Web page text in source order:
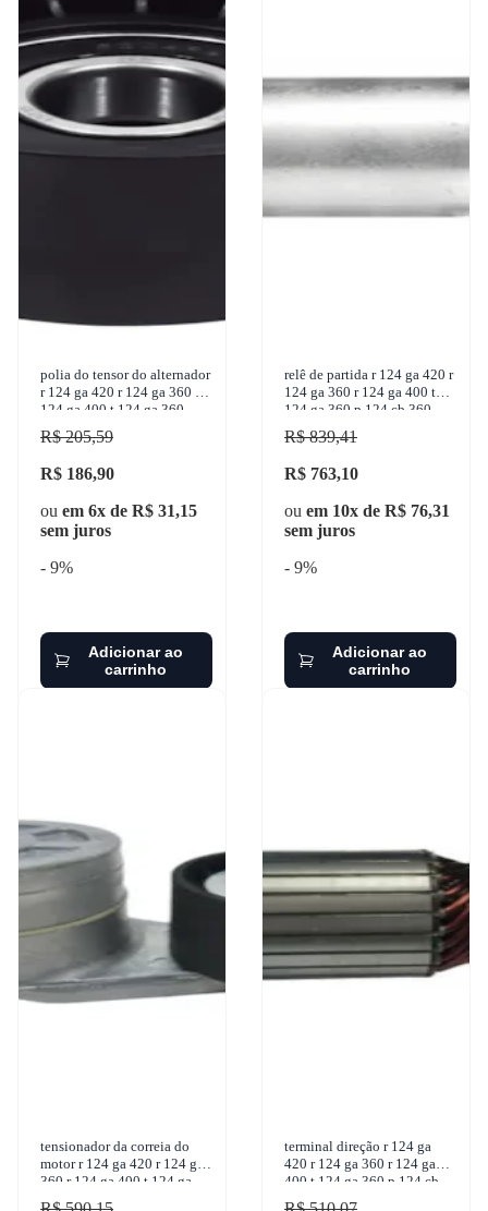
polia do tensor do alternador
r 124 ga 420 r 124 ga 360 r
124 ga 400 t 124 ga 360
volvo fh 440 6x2t 1997-
2012 zen
R$ 205,59
R$ 186,90
ou em 6x de R$ 31,15
sem juros
- 9%
Adicionar ao
carrinho
relê de partida r 124 ga 420 r
124 ga 360 r 124 ga 400 t
124 ga 360 p 124 cb 360
1998-2009 z.m. - 833
R$ 839,41
R$ 763,10
ou em 10x de R$ 76,31
sem juros
- 9%
Adicionar ao
carrinho
tensionador da correia do
motor r 124 ga 420 r 124 ga
360 r 124 ga 400 t 124 ga
360 p 124 cb 360 1995-2009
terminal direção r 124 ga
420 r 124 ga 360 r 124 ga
400 t 124 ga 360 p 124 cb
360 1995-2011 marilia -